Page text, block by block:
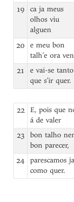
19
ca ja meus
olhos viu
alguen
20
e meu bon
talh’e ora ven
21
e vai-se tanto
que s’ir quer.
22
E, pois que
á de valer
23
bon talho
bon parecer,
24
parescamos ja
como quer.